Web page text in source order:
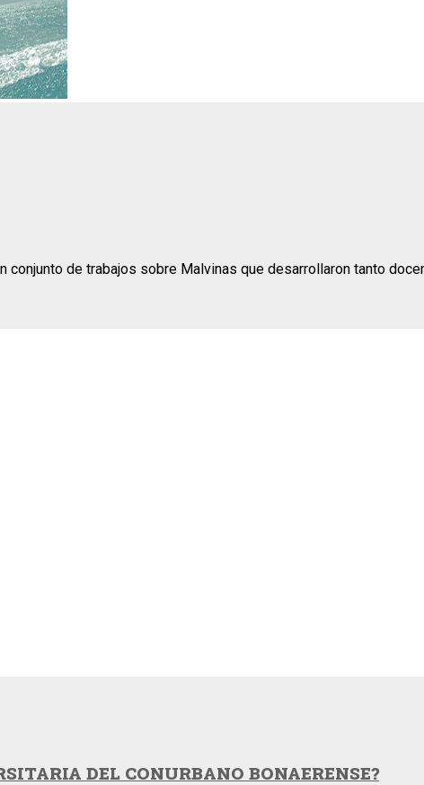
de trabajos sobre Malvinas que desarrollaron tanto
DEL CONURBANO BONAERENSE?